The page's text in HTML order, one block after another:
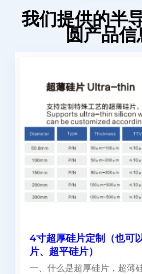
我们提供的半
圆产品信
4寸超厚硅片定制（也可
片、超平硅片）
一、什么是超厚硅片，超薄